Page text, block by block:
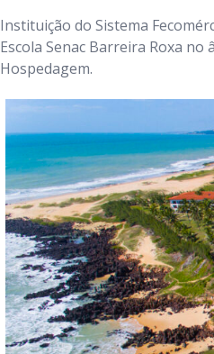
Instituição do Sistema
Escola Senac Barreira Roxa
Hospedagem.